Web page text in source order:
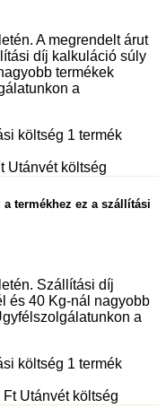
A megrendelt árut
díj kalkuláció súly
termékek
a
költség 1 termék
Utánvét költség
a termékhez ez a szállítási
Szállítási díj
és 40 Kg-nál nagyobb
a
költség 1 termék
FtUtánvét költség